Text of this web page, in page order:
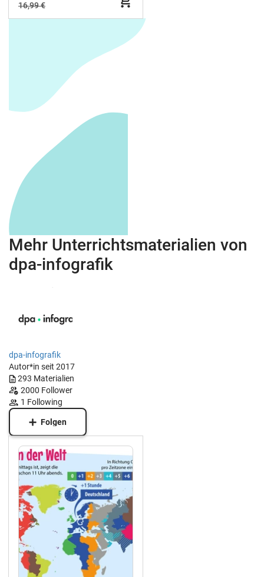
16,99 €
Mehr Unterrichtsmaterialien von
dpa-infografik
dpa-infografik
Autor*in seit 2017
293 Materialien
2000 Follower
1 Following
Folgen